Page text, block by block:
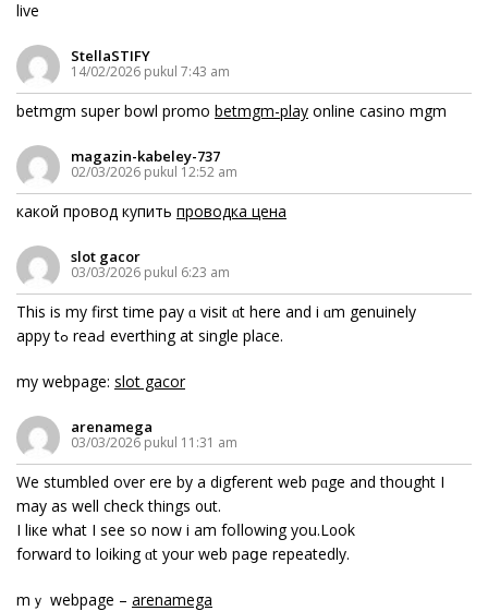
live
StellaSTIFY
14/02/2026 pukul 7:43 am
betmgm super bowl promo betmgm-play online casino mgm
magazin-kabeley-737
02/03/2026 pukul 12:52 am
какой провод купить проводка цена
slot gacor
03/03/2026 pukul 6:23 am
Thіѕ is my first time pay ɑ visit ɑt here аnd і ɑm genuinely
һappy tߋ reaԀ everthing at single place.
my webpage: slot gacor
arenamega
03/03/2026 pukul 11:31 am
We stumbled over һere by a digferent web pɑge and thought I
maу as well check things ᧐ut.
I liкe what I ѕee so now i am foⅼlowing you.L᧐ok
forward tօ loiking ɑt your web paցe repeatedly.
mｙ webpage – arenamega